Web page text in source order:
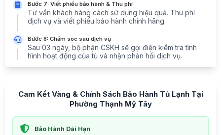
Bước 7: Viết phiếu bảo hành & Thu phí
Tư vấn khách hàng cách sử dụng hiệu quả. Thu phí
dịch vụ và viết phiếu bảo hành chính hãng.
Bước 8: Chăm sóc sau dịch vụ
Sau 03 ngày, bộ phận CSKH sẽ gọi điện kiểm tra tình
hình hoạt động của tủ và nhận phản hồi dịch vụ.
Cam Kết Vàng & Chính Sách Bảo Hành Tủ Lạnh Tại
Phường Thạnh Mỹ Tây
Bảo Hành Dài Hạn